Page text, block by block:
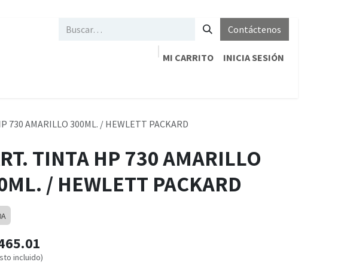
Contáctenos
MI CARRITO
INICIA SESIÓN
730 AMARILLO 300ML. / HEWLETT PACKARD
TINTA HP 730 AMARILLO
/ HEWLETT PACKARD
incluido)